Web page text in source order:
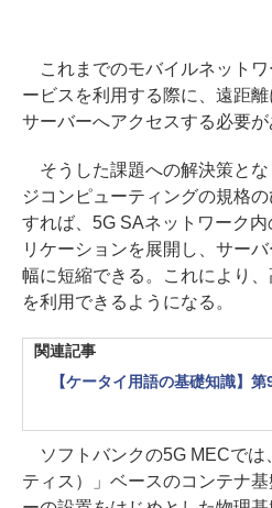
これまでのモバイルネットワ
ービスを利用する際に、遠距
サーバーへアクセスする必要が
そうした課題への解決策とな
ジコンピューティングの規格
すれば、5G SAネットワーク
リケーションを展開し、サー
幅に短縮できる。これにより
を利用できるようになる。
関連記事
【ケータイ用語の基礎知識】
ソフトバンクの5G MECでは
ティス）」ベースのコンテナ